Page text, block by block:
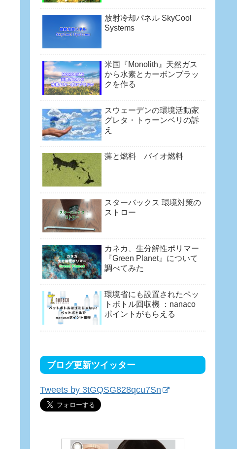
放射冷却パネル SkyCool
Systems
米国『Monolith』天然ガス
から水素とカーボンブラッ
クを作る
スウェーデンの環境活動家
グレタ・トゥーンベリの訴
え
藻と燃料 バイオ燃料
スターバックス 環境対策の
ストロー
カネカ、生分解性ポリマー
『Green Planet』について
調べてみた
環境省にも設置されたペッ
トボトル回収機 ：nanaco
ポイントがもらえる
ブログ更新ツイッター
Tweets by 3tGQSG828qcu7Sn